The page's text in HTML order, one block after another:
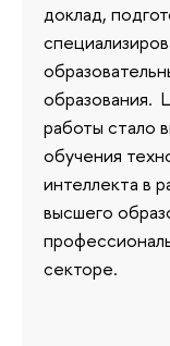
доклад,
образования.
работы стало
обучения
интеллекта в
высшего
секторе.